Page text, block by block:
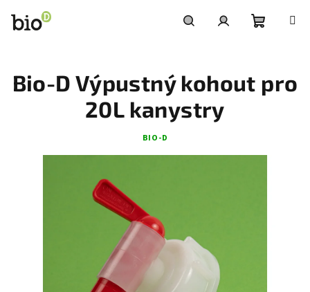
obsah
košík
Bio-D Výpustný kohout pro
20L kanystry
BIO-D